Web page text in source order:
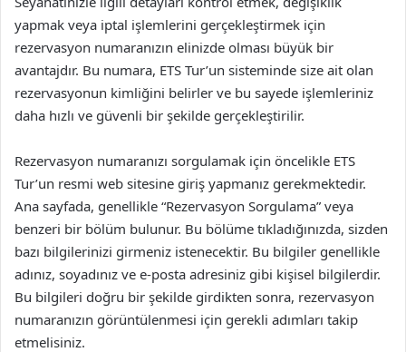
yapmak veya iptal işlemlerini gerçekleştirmek için
rezervasyon numaranızın elinizde olması büyük bir
avantajdır. Bu numara, ETS Tur’un sisteminde size ait olan
rezervasyonun kimliğini belirler ve bu sayede işlemleriniz
daha hızlı ve güvenli bir şekilde gerçekleştirilir.
Rezervasyon numaranızı sorgulamak için öncelikle ETS
Tur’un resmi web sitesine giriş yapmanız gerekmektedir.
Ana sayfada, genellikle “Rezervasyon Sorgulama” veya
benzeri bir bölüm bulunur. Bu bölüme tıkladığınızda, sizden
bazı bilgilerinizi girmeniz istenecektir. Bu bilgiler genellikle
adınız, soyadınız ve e-posta adresiniz gibi kişisel bilgilerdir.
Bu bilgileri doğru bir şekilde girdikten sonra, rezervasyon
numaranızın görüntülenmesi için gerekli adımları takip
etmelisiniz.